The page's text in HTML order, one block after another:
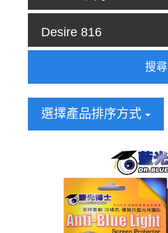
搜尋
選擇產品排序方式